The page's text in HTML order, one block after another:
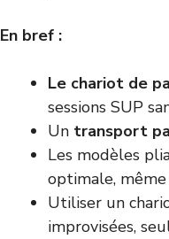
En bref :
Le chariot de
sessions SUP
Un transport
Les modèles
optimale,
Utiliser un
improvisées,